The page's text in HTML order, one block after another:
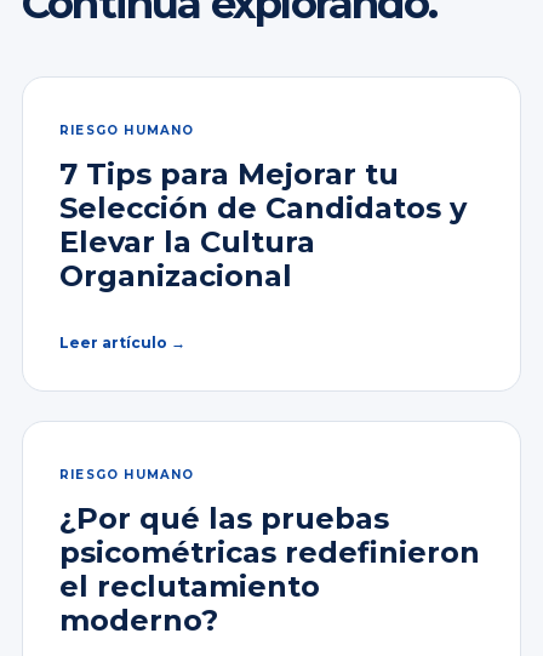
RIESGO HUMANO
7 Tips para Mejorar tu
Selección de Candidatos y
Elevar la Cultura
Organizacional
Leer artículo →
RIESGO HUMANO
¿Por qué las pruebas
psicométricas redefinieron
el reclutamiento
moderno?